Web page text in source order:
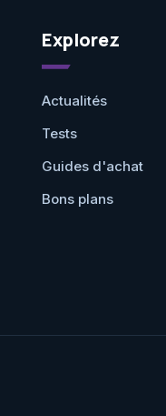
Explorez
Actualités
Tests
Guides d'achat
Bons plans